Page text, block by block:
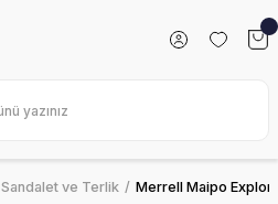
Sandalet ve Terlik Merrell Maipo